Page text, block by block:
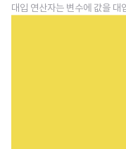
대입 연산자는 변수에 값을